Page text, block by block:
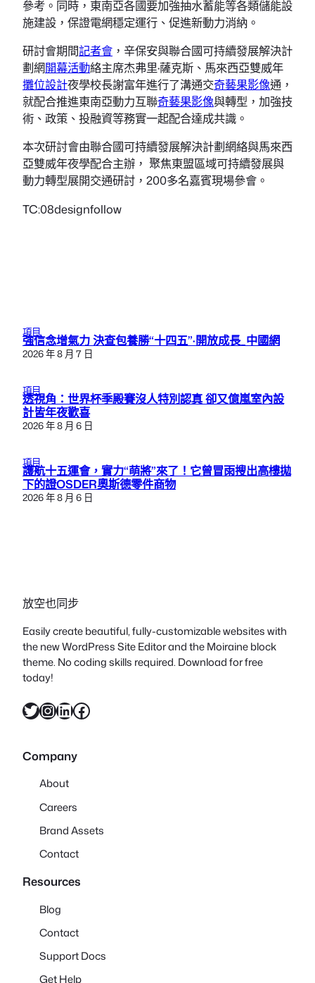
參考。同時，東南亞各國要加強抽水蓄能等各類儲能設
施建設，保證電網穩定運行、促進新動力消納。
研討會期間記者會 ，辛保安與聯合國可持續發展解決計
劃網開幕活動絡主席杰弗里·薩克斯、馬來西亞雙威年
攤位設計夜學校長謝富年進行了溝通交奇藝果影像通，
就配合推進東南亞動力互聯奇藝果影像與轉型，加強技
術、政策、投融資等務實一起配合達成共識。
本次研討會由聯合國可持續發展解決計劃網絡與馬來西
亞雙威年夜學配合主辦， 聚焦東盟區域可持續發展與
動力轉型展開交通研討，200多名嘉賓現場參會。
TC:08designfollow
項目
強信念增氣力 決查包養勝“十四五”·開放成長_中國網
2026 年 8 月 7 日
項目
透視角：世界杯季殿賽沒人特別認真 卻又億嵐室內設
計皆年夜歡喜
2026 年 8 月 6 日
項目
護航十五運會，實力“萌將”來了！它曾冒雨搜出高樓拋
下的證OSDER奧斯德零件商物
2026 年 8 月 6 日
放空也同步
Easily create beautiful, fully-customizable websites with
the new WordPress Site Editor and the Moiraine block
theme. No coding skills required. Download for free
today!
X InstagramLinkedIn Facebook
Company
About
Careers
Brand Assets
Contact
Resources
Blog
Contact
Support Docs
Get Help